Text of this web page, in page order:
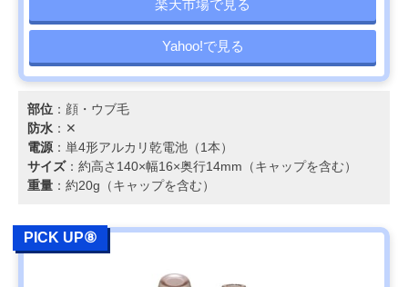
楽天市場で見る
Yahoo!で見る
部位 ：顔・ウブ毛
防水 ：✕
電源：単4形アルカリ乾電池（1本）
サイズ：約高さ140×幅16×奥行14mm（キャップを含む）
重量 ：約20g（キャップを含む）
PICK UP⑧